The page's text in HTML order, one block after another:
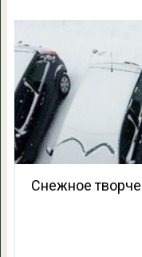
Снежное